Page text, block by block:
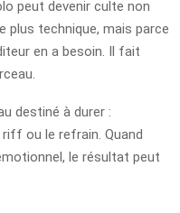
peut devenir culte non
plus technique, mais parce
en a besoin. Il fait
destiné à durer :
ou le refrain. Quand
le résultat peut